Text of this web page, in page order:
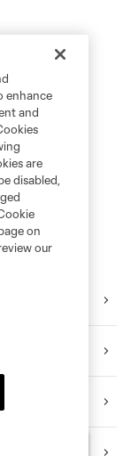
enhance
and
are
disabled,
on
our